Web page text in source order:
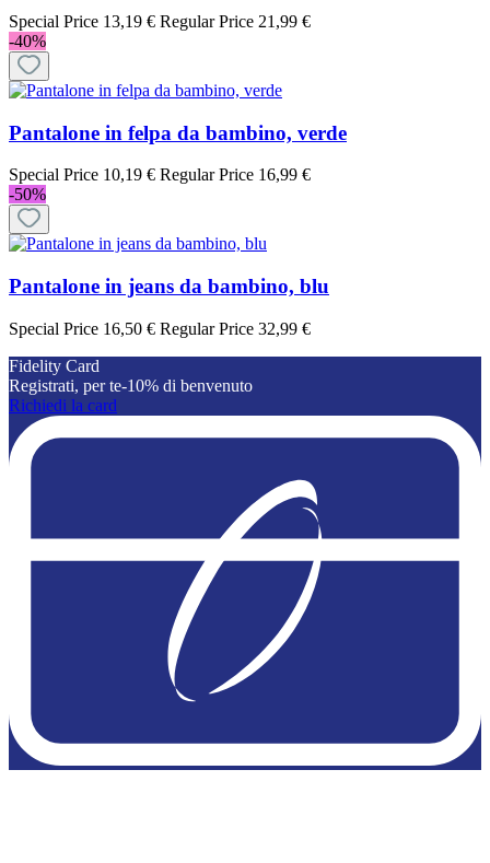
Special Price 13,19 € Regular Price 21,99 €
-40%
Pantalone in felpa da bambino, verde
Special Price 10,19 € Regular Price 16,99 €
-50%
Pantalone in jeans da bambino, blu
Special Price 16,50 € Regular Price 32,99 €
Fidelity Card
Registrati, per te-10% di benvenuto
Richiedi la card